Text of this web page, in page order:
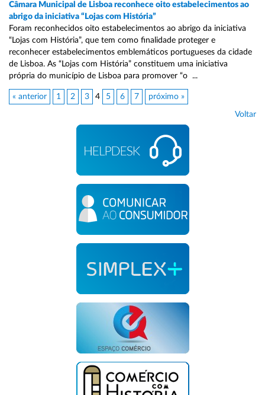
Câmara Municipal de Lisboa reconhece oito estabelecimentos ao
abrigo da iniciativa “Lojas com História”
Foram reconhecidos oito estabelecimentos ao abrigo da iniciativa
“Lojas com História”, que tem como finalidade proteger e
reconhecer estabelecimentos emblemáticos portugueses da cidade
de Lisboa. As “Lojas com História” constituem uma iniciativa
própria do município de Lisboa para promover “o ...
« anterior 1 2 3 4 5 6 7 próximo »
Voltar